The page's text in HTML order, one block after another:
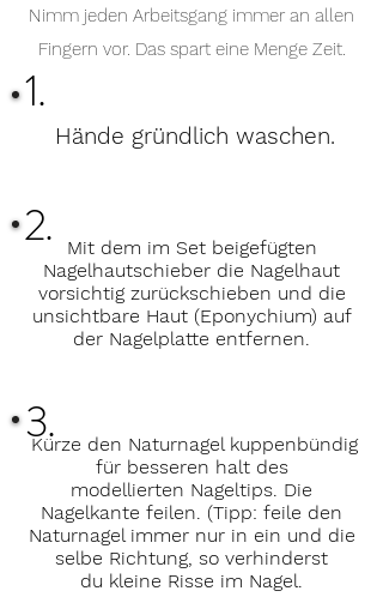
Nimm jeden Arbeitsgang immer an allen
Fingern vor. Das spart eine Menge Zeit.
Hände gründlich waschen.
1.
Mit dem im Set beigefügten
Nagelhautschieber die Nagelhaut
vorsichtig zurückschieben und die
unsichtbare Haut (Eponychium) auf
der Nagelplatte entfernen.
2.
Kürze den Naturnagel kuppenbündig
für besseren halt des
modellierten Nageltips. Die
Nagelkante feilen. (Tipp: feile den
Naturnagel immer nur in ein und die
selbe Richtung, so verhinderst
du kleine Risse im Nagel.
3.